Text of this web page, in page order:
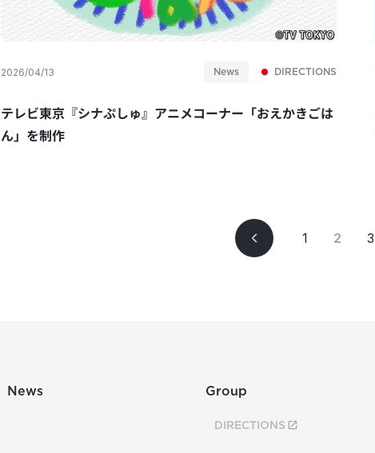
2026/04/13 News DIRECTIONS
テレビ東京『シナぷしゅ』アニメコーナー「おえかきごは
ん」を制作
1 2 3
News Group
DIRECTIONS